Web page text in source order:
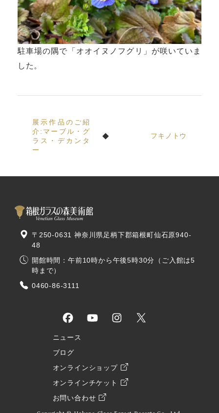
駐車場の隅で「オオイヌノフグリ」が咲いていま
した。
展示作品のご紹
介:マーブル・グ
ラス・デカンタ
ー
フキノトウ
ニュース
ブログ
オンラインショップ
オンラインチケット
お問い合わせ
〒250-0631 神奈川県足柄下郡箱根町仙石原940-
48
開館時間：午前10時から午後5時30分（ご入館は5
時まで）
0460-86-3111